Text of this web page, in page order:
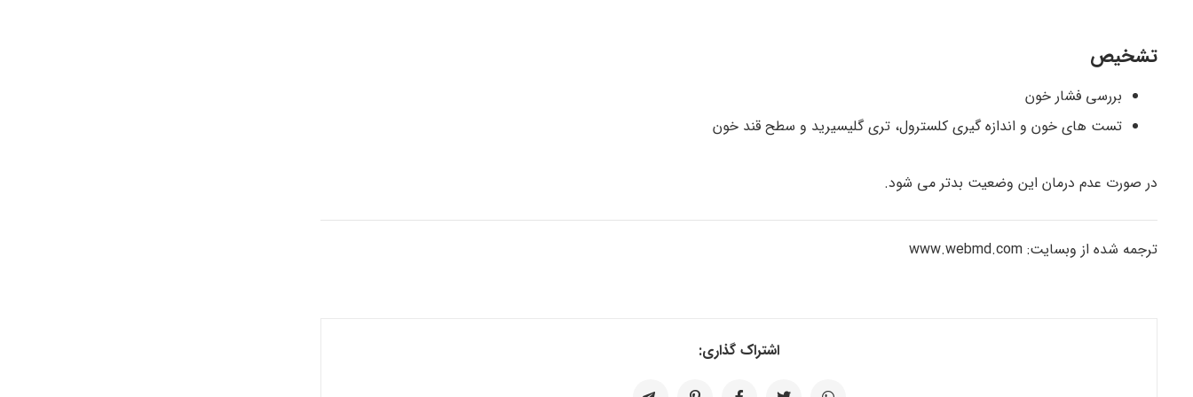
تشخیص
بررسی فشار خون
تست های خون و اندازه گیری کلسترول، تری گلیسیرید و سطح قند خون
در صورت عدم درمان این وضعیت بدتر می شود.
ترجمه شده از وبسایت: www.webmd.com
اشتراک گذاری: